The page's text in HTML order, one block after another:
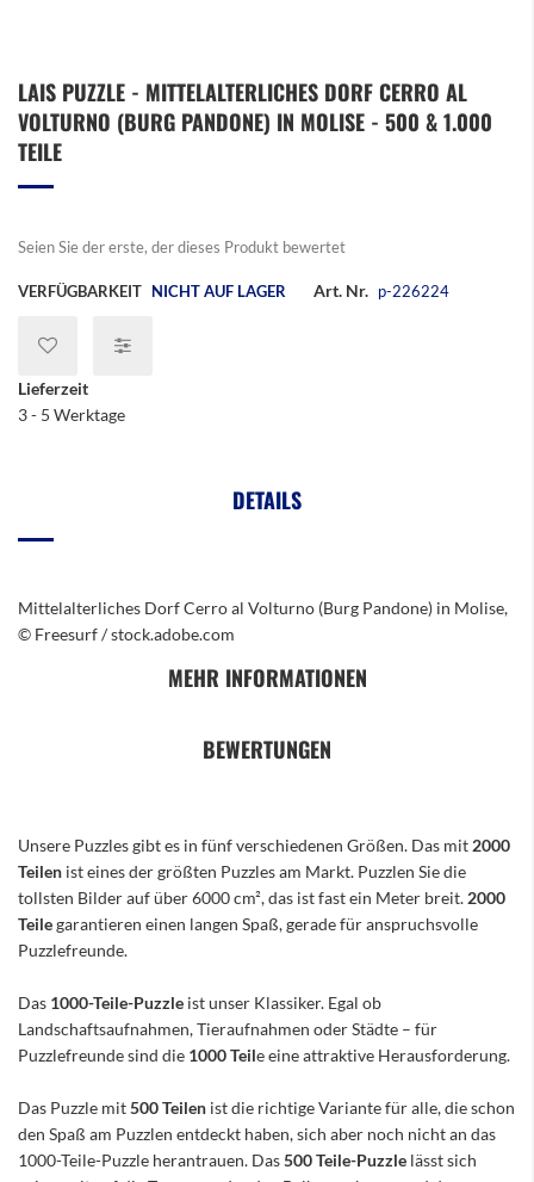
Anfang
der
Bildergalerie
LAIS PUZZLE - MITTELALTERLICHES DORF CERRO AL
VOLTURNO (BURG PANDONE) IN MOLISE - 500 & 1.000
TEILE
Seien Sie der erste, der dieses Produkt bewertet
VERFÜGBARKEIT NICHT AUF LAGER Art. Nr. p-226224
Lieferzeit
3 - 5 Werktage
DETAILS
Mittelalterliches Dorf Cerro al Volturno (Burg Pandone) in Molise,
© Freesurf / stock.adobe.com
MEHR INFORMATIONEN
BEWERTUNGEN
Unsere Puzzles gibt es in fünf verschiedenen Größen. Das mit 2000
Teilen ist eines der größten Puzzles am Markt. Puzzlen Sie die
tollsten Bilder auf über 6000 cm², das ist fast ein Meter breit. 2000
Teilegarantieren einen langen Spaß, gerade für anspruchsvolle
Puzzlefreunde.
Das 1000-Teile-Puzzle ist unser Klassiker. Egal ob
Landschaftsaufnahmen, Tieraufnahmen oder Städte – für
Puzzlefreunde sind die 1000 Teile eine attraktive Herausforderung.
Das Puzzle mit500 Teilen ist die richtige Variante für alle, die schon
den Spaß am Puzzlen entdeckt haben, sich aber noch nicht an das
1000-Teile-Puzzle herantrauen. Das500 Teile-Puzzle lässt sich